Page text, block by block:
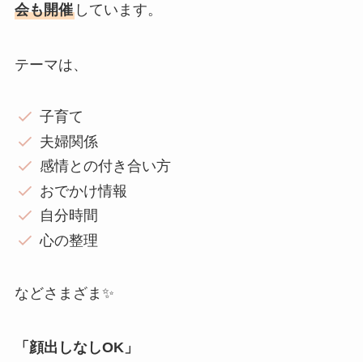
会も開催しています。
テーマは、
子育て
夫婦関係
感情との付き合い方
おでかけ情報
自分時間
心の整理
などさまざま✨
「顔出しなしOK」